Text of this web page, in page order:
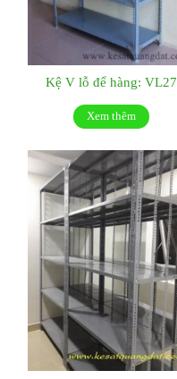
Kệ V lỗ để hàng: VL27
Xem thêm